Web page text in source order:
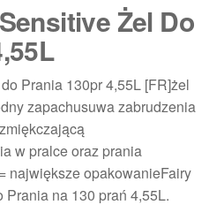
Żel Do
Prania 130pr 4,55L [FR]żel
zapachusuwa zabrudzenia
w pralce oraz prania
największe opakowanieFairy
na 130 prań 4,55L.